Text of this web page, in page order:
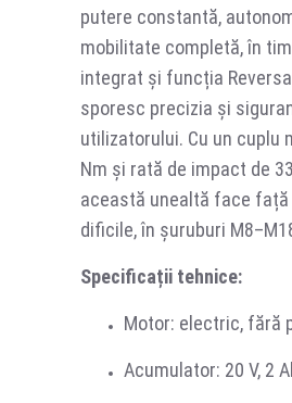
putere constantă,
mobilitate completă, în
integrat și funcția
sporesc precizia și
utilizatorului. Cu un cuplu
Nm și rată de impact de
această unealtă face
dificile, în șuruburi
Specificații tehnice:
Motor: electric, fără
Acumulator: 20 V, 2